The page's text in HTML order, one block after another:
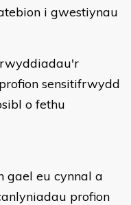
i gwestiynau
sensitifrwydd
o fethu
gael eu cynnal a
profion